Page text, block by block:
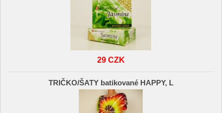
29 CZK
TRIČKO/ŠATY batikované HAPPY, L